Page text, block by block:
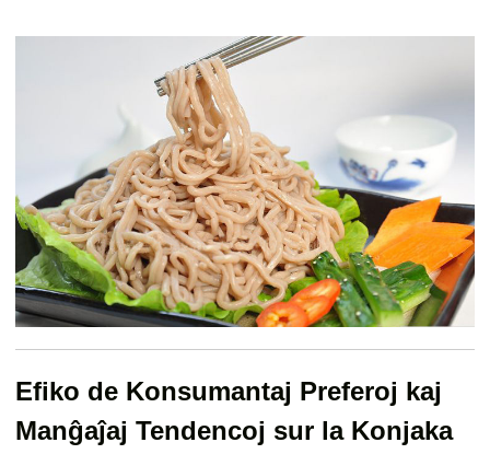
Efiko de Konsumantaj Preferoj kaj
Manĝaĵaj Tendencoj sur la Konjaka